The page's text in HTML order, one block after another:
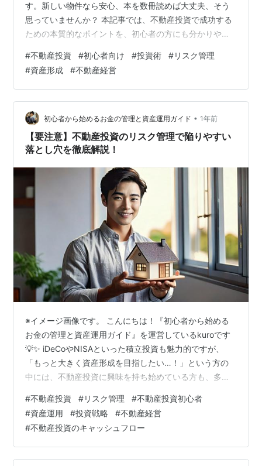
す。新しい物件なら安心、本を数冊読めば大丈夫、そう
思っていませんか？ 本記事では、不動産投資で成功する
ための本質的なポイントを、初心者の方にも分かりやす
タに基づいた判断を ・新しさだけでは不十分！入居者に
選ばれる物件の条件 ・本を読んだだけでは足りない！実
践で磨く知識と経験 ・成功への道筋：計画性とリスク管
理の重要性 ・「なんとなく」投資は危険信号！データに
基づいた判断を 不動産投資を「なんとなく勘で」進める
のは、非常に危険なアプローチで…
#不動産投資 #初心者向け #投資術 #リスク管理
#資産形成 #不動産経営
初心者から始めるお金の管理と資産運用ガイド • 1年前
【要注意】不動産投資のリスク管理で陥りやすい
落とし穴を徹底解説！
※イメージ画像です。 こんにちは！『初心者から始める
お金の管理と資産運用ガイド』を運営しているkuroです
💡✨ iDeCoやNISAといった積立投資も魅力的ですが、
「もっと大きく資産形成を目指したい…！」という方の
中には、不動産投資に興味を持ち始めている方も、多い
ドルリスク・ミドルリターンといわれるように、堅実な
長期投資の手段でありながら、見落とされがちなリスク
や、落とし穴が潜んでいます⚠️ とくに初心者の方にとっ
ては、表面的な利回りだけに目を奪われてしまい、「知
らなかった…」では済まされないような、事態に陥るケ
#不動産投資 #リスク管理 #不動産投資初心者
#資産運用 #投資戦略 #不動産経営
#不動産投資のキャッシュフロー